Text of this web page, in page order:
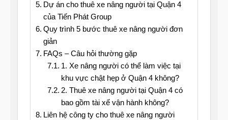
Dự án cho thuê xe nâng người tại Quận 4
của Tiến Phát Group
Quy trình 5 bước thuê xe nâng người đơn
giản
FAQs – Câu hỏi thường gặp
1. Xe nâng người có thể làm việc tại
khu vực chật hẹp ở Quận 4 không?
2. Thuê xe nâng người tại Quận 4 có
bao gồm tài xế vận hành không?
Liên hệ công ty cho thuê xe nâng người